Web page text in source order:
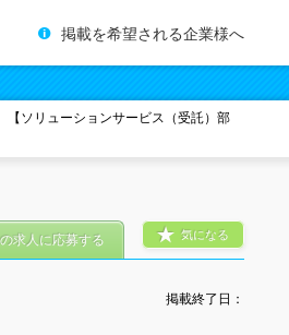
掲載を希望される企業様へ
【ソリューションサービス（受託）部
掲載終了日：
気になる
求人に応募する